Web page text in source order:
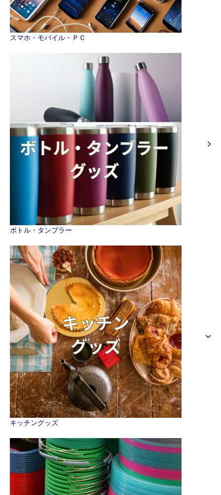
スマホ・モバイル・ＰＣ
ボトル・タンブラー
キッチングッズ